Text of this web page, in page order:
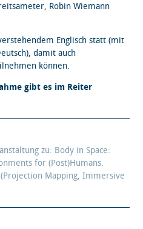
Robin Wiemann
Englisch statt (mit
damit auch
können.
gibt es im Reiter
zu: Body in Space:
for (Post)Humans.
Mapping, Immersive